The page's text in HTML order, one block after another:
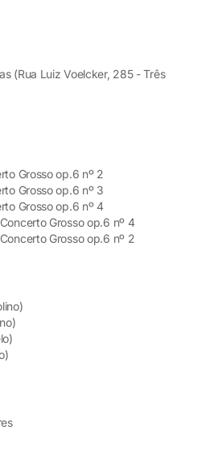
(Rua Luiz Voelcker, 285 - Três
Grosso op.6 nº 2
Grosso op.6 nº 3
Grosso op.6 nº 4
Grosso op.6 nº 4
Grosso op.6 nº 2